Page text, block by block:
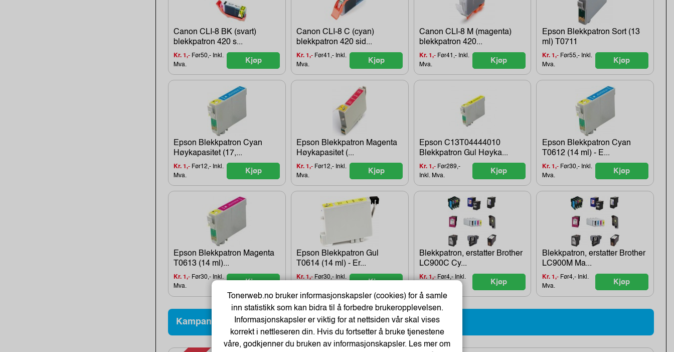
Canon CLI-8 BK (svart)
blekkpatron 420 s...
Kr. 1,- Før50,- Inkl.
Mva.
Kjøp
Canon CLI-8 C (cyan)
blekkpatron 420 sid...
Kr. 1,- Før41,- Inkl.
Mva.
Kjøp
Canon CLI-8 M (magenta)
blekkpatron 420...
Kr. 1,-Før41,- Inkl.
Mva.
Kjøp
Epson Blekkpatron Sort (13
ml) T0711
Kr. 1,-Før55,- Inkl.
Mva.
Kjøp
Epson Blekkpatron Cyan
Høykapasitet (17,...
Kr. 1,- Før12,- Inkl.
Mva.
Kjøp
Epson Blekkpatron Magenta
Høykapasitet (...
Kr. 1,- Før12,- Inkl.
Mva.
Kjøp
Epson C13T04444010
Blekkpatron Gul Høyka...
Kr. 1,-Før289,-
Inkl. Mva.
Kjøp
Epson Blekkpatron Cyan
T0612 (14 ml) - E...
Kr. 1,-Før30,- Inkl.
Mva.
Kjøp
Epson Blekkpatron Magenta
T0613 (14 ml)...
Kr. 1,- Før30,- Inkl.
Mva.
Kjøp
Epson Blekkpatron Gul
T0614 (14 ml) - Er...
Kr. 1,- Før30,- Inkl.
Kjøp
Blekkpatron, erstatter Brother
LC900C Cy...
Kr. 1,-Før4,- Inkl.
Kjøp
Blekkpatron, erstatter Brother
LC900M Ma...
Kr. 1,-Før4,- Inkl.
Mva.
Kjøp
Kampanjevarer
Tonerweb.no bruker informasjonskapsler (cookies) for å samle
inn statistikk som kan bidra til å forbedre brukeropplevelsen.
Informasjonskapsler er viktig for at nettsiden vår skal vises
korrekt i nettleseren din. Hvis du fortsetter å bruke tjenestene
våre, godkjenner du bruken av informasjonskapsler. Les mer om